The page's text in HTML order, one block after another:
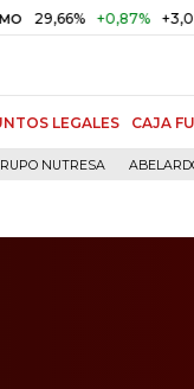
+0,87% +3,02%
LEGALES CAJA
NUTRESA